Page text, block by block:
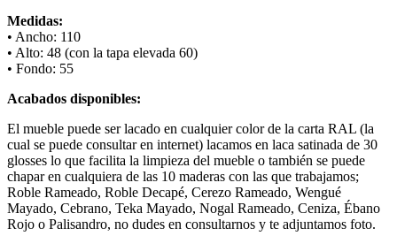
Medidas:
• Ancho: 110
• Alto: 48 (con la tapa elevada 60)
• Fondo: 55
Acabados disponibles:
El mueble puede ser lacado en cualquier color de la carta RAL (la
cual se puede consultar en internet) lacamos en laca satinada de 30
glosses lo que facilita la limpieza del mueble o también se puede
chapar en cualquiera de las 10 maderas con las que trabajamos;
Roble Rameado, Roble Decapé, Cerezo Rameado, Wengué
Mayado, Cebrano, Teka Mayado, Nogal Rameado, Ceniza, Ébano
Rojo o Palisandro, no dudes en consultarnos y te adjuntamos foto.